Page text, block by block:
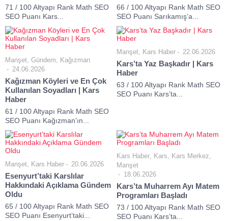
71 / 100 Altyapı Rank Math SEO
SEO Puanı Kars...
66 / 100 Altyapı Rank Math SEO
SEO Puanı Sarıkamış’a...
Manşet, Gündem, Kağızman
24.06.2026
Kağızman Köyleri ve En Çok
Kullanılan Soyadları | Kars
Haber
61 / 100 Altyapı Rank Math SEO
SEO Puanı Kağızman’ın...
Manşet, Kars Haber 22.06.2026
Kars’ta Yaz Başkadır | Kars
Haber
63 / 100 Altyapı Rank Math SEO
SEO Puanı Kars’ta...
Manşet, Kars Haber 20.06.2026
Esenyurt’taki Karslılar
Hakkındaki Açıklama Gündem
Oldu
65 / 100 Altyapı Rank Math SEO
SEO Puanı Esenyurt’taki...
Kars Haber, Kars, Kars Merkez,
Manşet
18.06.2026
Kars’ta Muharrem Ayı Matem
Programları Başladı
73 / 100 Altyapı Rank Math SEO
SEO Puanı Kars’ta...